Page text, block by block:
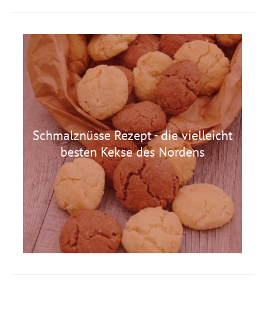
Kürbisse aus Smacks und
Marshmallows - Herbst-Nascherei
Schmalznüsse Rezept - die vielleicht
besten Kekse des Nordens